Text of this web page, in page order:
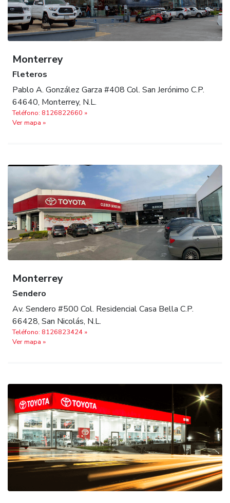
Monterrey
Fleteros
Pablo A. González Garza #408 Col. San Jerónimo C.P.
64640, Monterrey, N.L.
Teléfono: 8126822660 »
Ver mapa »
Monterrey
Sendero
Av. Sendero #500 Col. Residencial Casa Bella C.P.
66428, San Nicolás, N.L.
Teléfono: 8126823424 »
Ver mapa »